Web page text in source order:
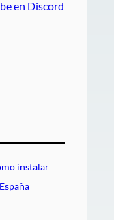
en Discord
instalar
España